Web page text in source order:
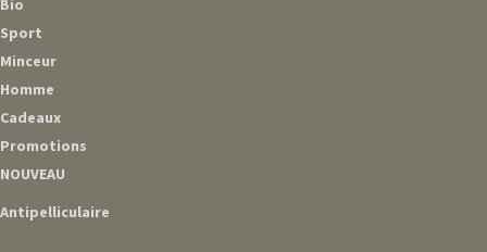
Bio
Sport
Minceur
Homme
Cadeaux
Promotions
NOUVEAU
Antipelliculaire